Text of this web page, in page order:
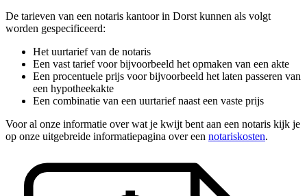
De tarieven van een notaris kantoor in Dorst kunnen als volgt
worden gespecificeerd:
Het uurtarief van de notaris
Een vast tarief voor bijvoorbeeld het opmaken van een akte
Een procentuele prijs voor bijvoorbeeld het laten passeren van
een hypotheekakte
Een combinatie van een uurtarief naast een vaste prijs
Voor al onze informatie over wat je kwijt bent aan een notaris kijk je
op onze uitgebreide informatiepagina over een notariskosten.